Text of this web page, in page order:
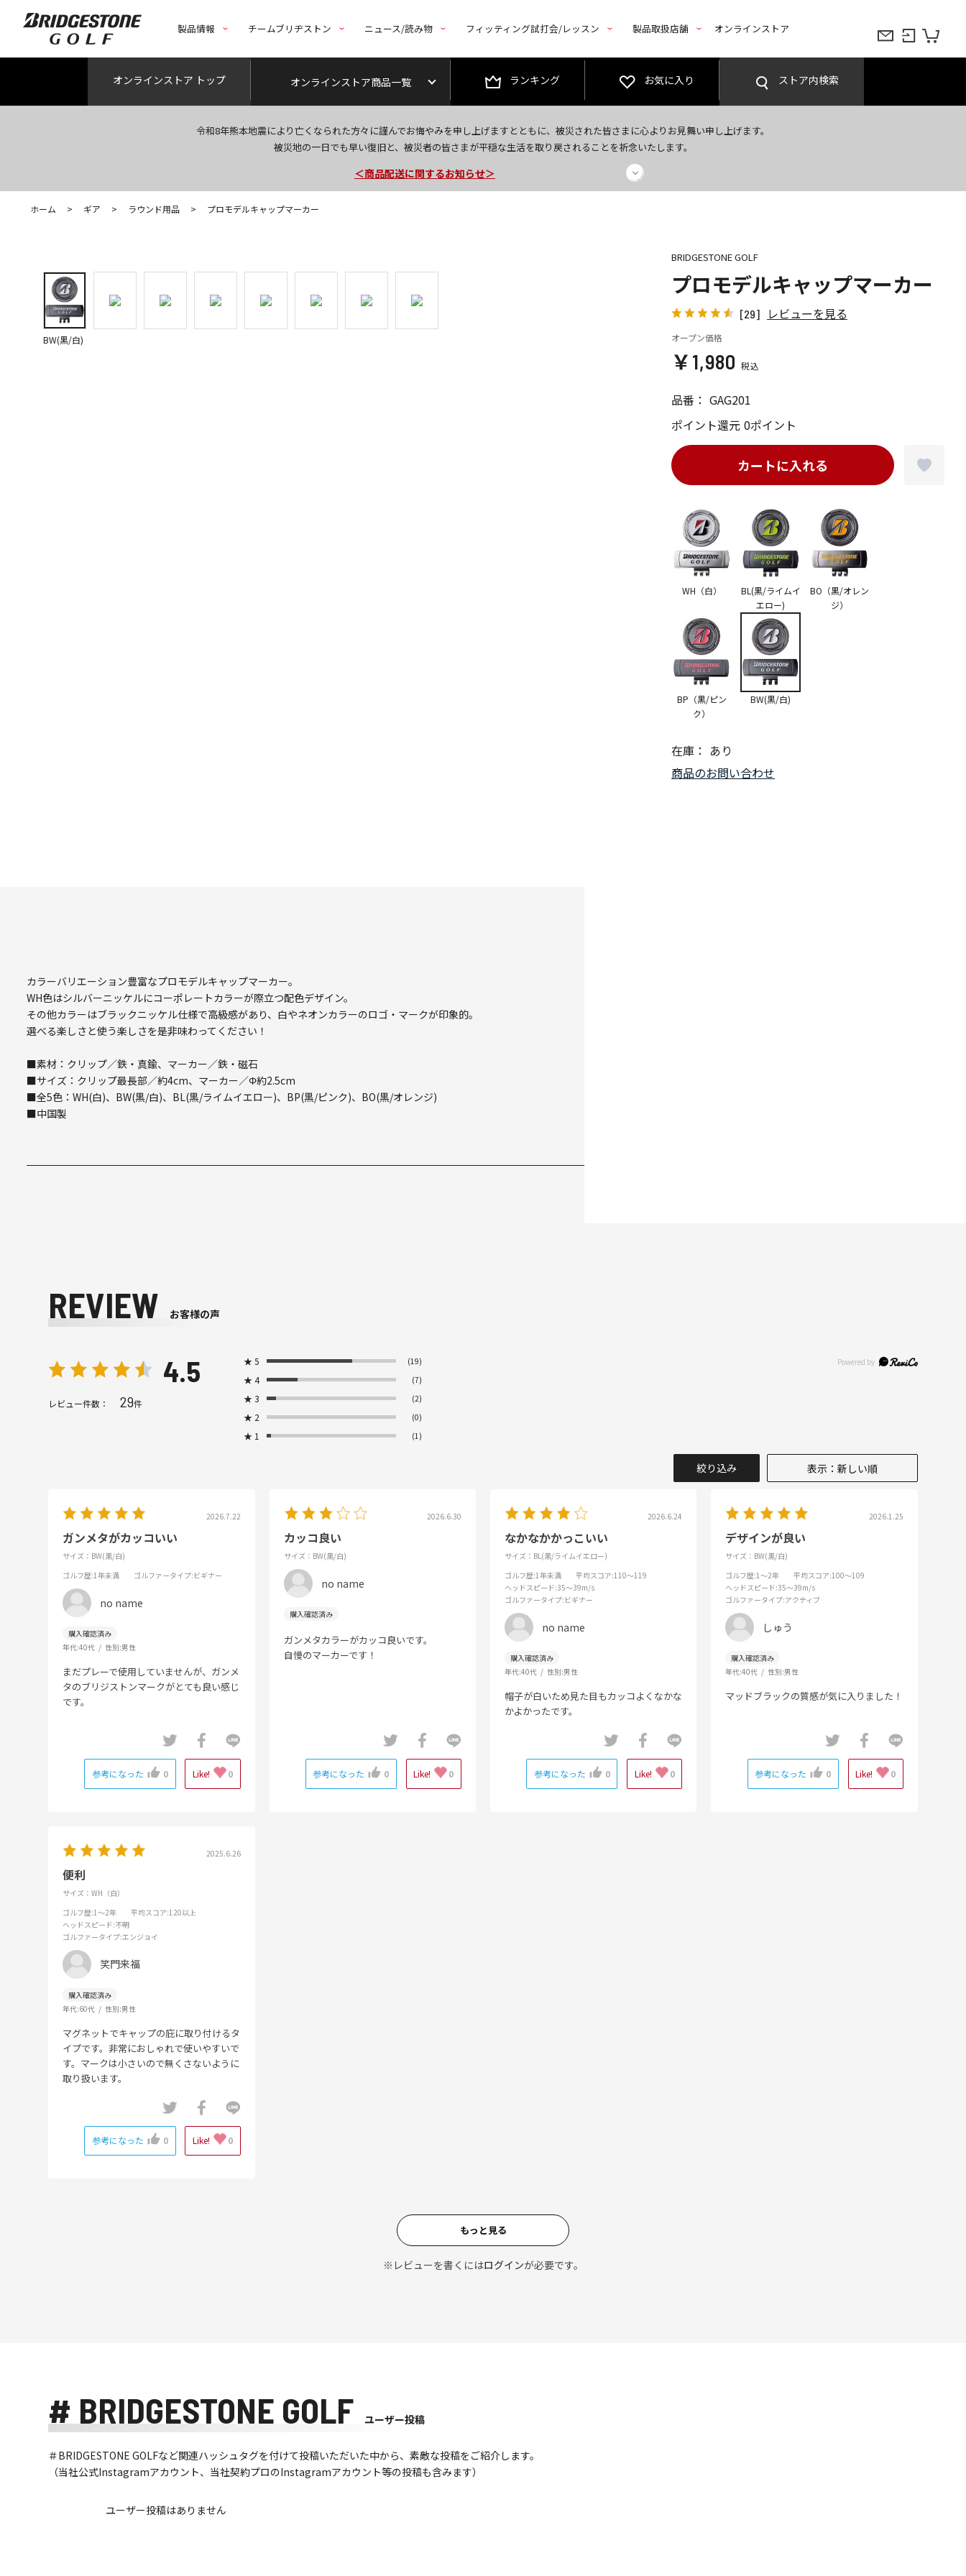
製品情報 チームブリヂストン ニュース/読み物 フィッティング試打会/レッスン 製品取扱店舗 オンラインストア
オンラインストア トップ オンラインストア商品一覧 ランキング お気に入り ストア内検索
令和8年熊本地震により亡くなられた方々に謹んでお悔やみを申し上げますとともに、被災された皆さまに心よりお見舞い申し上げます。
被災地の一日でも早い復旧と、被災者の皆さまが平穏な生活を取り戻されることを祈念いたします。
今なら新規会員登録で1,000円OFFクーポンプレゼント！
＜商品配送に関するお知らせ＞
＜夏季休暇中のご注文・発送・お問い合わせ＞
ホーム > ギア > ラウンド用品 > プロモデルキャップマーカー
BW(黒/白)
BRIDGESTONE GOLF
プロモデルキャップマーカー
[29] レビューを見る
オープン価格
￥1,980
品番： GAG201
ポイント還元 0ポイント
在庫： あり
WH（白）
BL(黒/ライムイ
エロー)
BO（黒/オレン
ジ）
BP（黒/ピン
ク）
BW(黒/白)
カートに入れる
商品のお問い合わせ
カラーバリエーション豊富なプロモデルキャップマーカー。
WH色はシルバーニッケルにコーポレートカラーが際立つ配色デザイン。
その他カラーはブラックニッケル仕様で高級感があり、白やネオンカラーのロゴ・マークが印象的。
選べる楽しさと使う楽しさを是非味わってください！
■素材：クリップ／鉄・真鍮、マーカー／鉄・磁石
■サイズ：クリップ最長部／約4cm、マーカー／Φ約2.5cm
■全5色：WH(白)、BW(黒/白)、BL(黒/ライムイエロー)、BP(黒/ピンク)、BO(黒/オレンジ)
■中国製
REVIEW お客様の声
4.5
レビュー件数： 29件
★5 (19)
★4 (7)
★3 (2)
★ 2 (0)
★ 1 (1)
絞り込み 表示：新しい順
2026.7.22
ガンメタがカッコいい
サイズ：BW(黒/白)
ゴルフ歴:1年未満 ゴルファータイプ:ビギナー
no name
年代:40代 性別:男性
まだプレーで使用していませんが、ガンメ
タのブリジストンマークがとても良い感じ
です。
参考になった 0 Like! 0
2026.6.30
カッコ良い
サイズ：BW(黒/白)
no name
ガンメタカラーがカッコ良いです。
自慢のマーカーです！
参考になった 0 Like! 0
2026.6.24
なかなかかっこいい
サイズ：BL(黒/ライムイエロー)
ゴルフ歴:1年未満 平均スコア:110～119
ヘッドスピード:35～39m/s
ゴルファータイプ:ビギナー
no name
年代:40代 性別:男性
帽子が白いため見た目もカッコよくなかな
かよかったです。
参考になった 0 Like! 0
2026.1.25
デザインが良い
サイズ：BW(黒/白)
ゴルフ歴:1～2年 平均スコア:100～109
ヘッドスピード:35～39m/s
ゴルファータイプ:アクティブ
しゅう
年代:40代 性別:男性
マッドブラックの質感が気に入りました！
参考になった 0 Like! 0
2025.6.26
便利
サイズ：WH（白）
ゴルフ歴:1～2年 平均スコア:120以上
ヘッドスピード:不明
ゴルファータイプ:エンジョイ
笑門来福
年代:60代 性別:男性
マグネットでキャップの庇に取り付けるタ
イプです。非常におしゃれで使いやすいで
す。マークは小さいので無くさないように
取り扱います。
参考になった 0 Like! 0
もっと見る
※レビューを書くにはログインが必要です。
# BRIDGESTONE GOLF ユーザー投稿
＃BRIDGESTONE GOLFなど関連ハッシュタグを付けて投稿いただいた中から、素敵な投稿をご紹介します。
（当社公式Instagramアカウント、当社契約プロのInstagramアカウント等の投稿も含みます）
ユーザー投稿はありません